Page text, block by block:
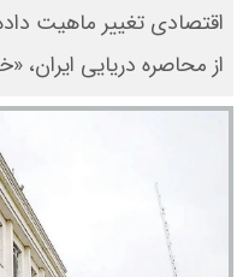
/
اقتصادی تغییر ماهیت
از محاصره دریایی